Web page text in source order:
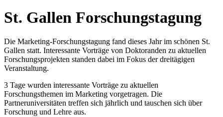
St. Gallen Forschungstagung
Die Marketing-Forschungstagung fand dieses Jahr im schönen St.
Gallen statt. Interessante Vorträge von Doktoranden zu aktuellen
Forschungsprojekten standen dabei im Fokus der dreitägigen
Veranstaltung.
3 Tage wurden interessante Vorträge zu aktuellen
Forschungsthemen im Marketing vorgetragen. Die
Partneruniversitäten treffen sich jährlich und tauschen sich über
Forschung und Lehre aus.